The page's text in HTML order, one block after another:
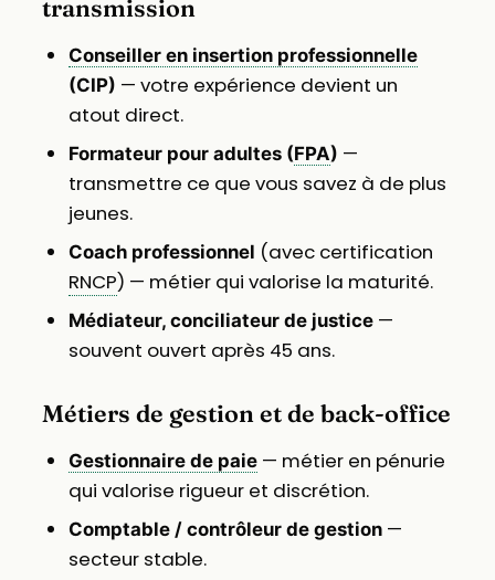
transmission
Conseiller en insertion professionnelle
(CIP) — votre expérience devient un
atout direct.
Formateur pour adultes (FPA) —
transmettre ce que vous savez à de plus
jeunes.
Coach professionnel (avec certification
RNCP) — métier qui valorise la maturité.
Médiateur, conciliateur de justice—
souvent ouvert après 45 ans.
Métiers de gestion et de back-office
Gestionnaire de paie— métier en pénurie
qui valorise rigueur et discrétion.
Comptable / contrôleur de gestion—
secteur stable.